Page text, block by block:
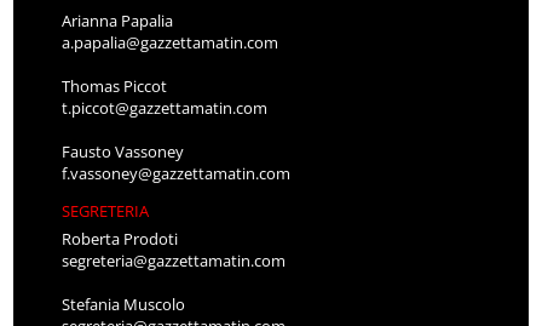
Arianna Papalia
a.papalia@gazzettamatin.com
Thomas Piccot
t.piccot@gazzettamatin.com
Fausto Vassoney
f.vassoney@gazzettamatin.com
SEGRETERIA
Roberta Prodoti
segreteria@gazzettamatin.com
Stefania Muscolo